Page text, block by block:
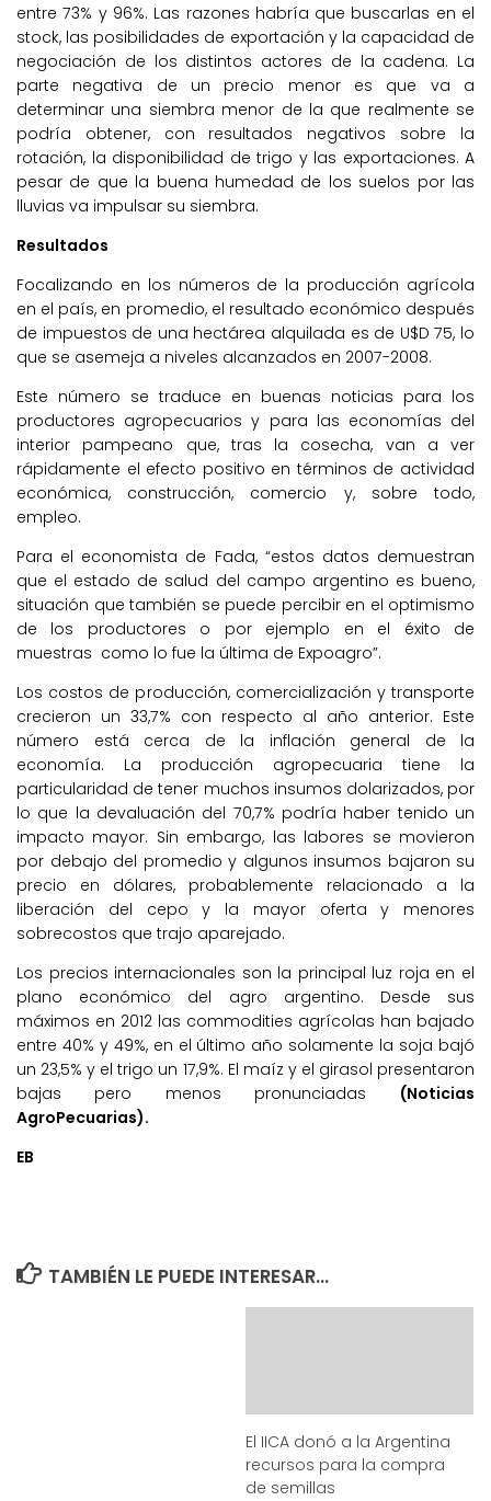
entre 73% y 96%. Las razones habría que buscarlas en el
stock, las posibilidades de exportación y la capacidad de
negociación de los distintos actores de la cadena. La
parte negativa de un precio menor es que va a
determinar una siembra menor de la que realmente se
podría obtener, con resultados negativos sobre la
rotación, la disponibilidad de trigo y las exportaciones. A
pesar de que la buena humedad de los suelos por las
lluvias va impulsar su siembra.
Resultados
Focalizando en los números de la producción agrícola
en el país, en promedio, el resultado económico después
de impuestos de una hectárea alquilada es de U$D 75, lo
que se asemeja a niveles alcanzados en 2007-2008.
Este número se traduce en buenas noticias para los
productores agropecuarios y para las economías del
interior pampeano que, tras la cosecha, van a ver
rápidamente el efecto positivo en términos de actividad
económica, construcción, comercio y, sobre todo,
empleo.
Para el economista de Fada, “estos datos demuestran
que el estado de salud del campo argentino es bueno,
situación que también se puede percibir en el optimismo
de los productores o por ejemplo en el éxito de
muestras como lo fue la última de Expoagro”.
Los costos de producción, comercialización y transporte
crecieron un 33,7% con respecto al año anterior. Este
número está cerca de la inflación general de la
economía. La producción agropecuaria tiene la
particularidad de tener muchos insumos dolarizados, por
lo que la devaluación del 70,7% podría haber tenido un
impacto mayor. Sin embargo, las labores se movieron
por debajo del promedio y algunos insumos bajaron su
precio en dólares, probablemente relacionado a la
liberación del cepo y la mayor oferta y menores
sobrecostos que trajo aparejado.
Los precios internacionales son la principal luz roja en el
plano económico del agro argentino. Desde sus
máximos en 2012 las commodities agrícolas han bajado
entre 40% y 49%, en el último año solamente la soja bajó
un 23,5% y el trigo un 17,9%. El maíz y el girasol presentaron
bajas pero menos pronunciadas (Noticias
AgroPecuarias).
EB
TAMBIÉN LE PUEDE INTERESAR...
El IICA donó a la Argentina
recursos para la compra
de semillas